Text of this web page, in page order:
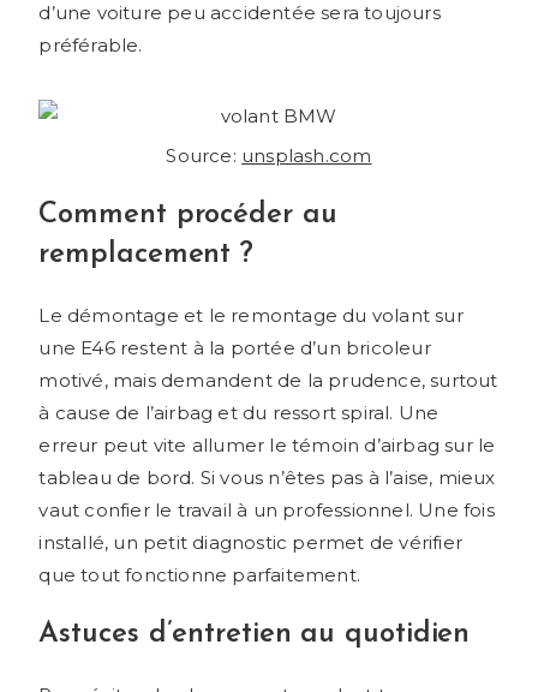
d’une voiture peu accidentée sera toujours
préférable.
Source: unsplash.com
Comment procéder au
remplacement ?
Le démontage et le remontage du volant sur
une E46 restent à la portée d’un bricoleur
motivé, mais demandent de la prudence, surtout
à cause de l’airbag et du ressort spiral. Une
erreur peut vite allumer le témoin d’airbag sur le
tableau de bord. Si vous n’êtes pas à l’aise, mieux
vaut confier le travail à un professionnel. Une fois
installé, un petit diagnostic permet de vérifier
que tout fonctionne parfaitement.
Astuces d’entretien au quotidien